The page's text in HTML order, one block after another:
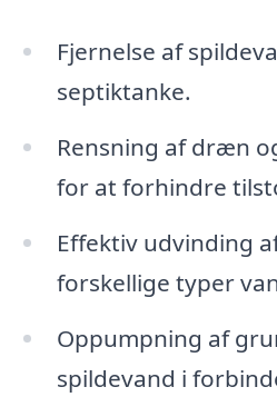
Fjernelse af
septiktanke.
Rensning af dræn
for at forhindre
Effektiv udvinding
forskellige typer
Oppumpning af
spildevand i